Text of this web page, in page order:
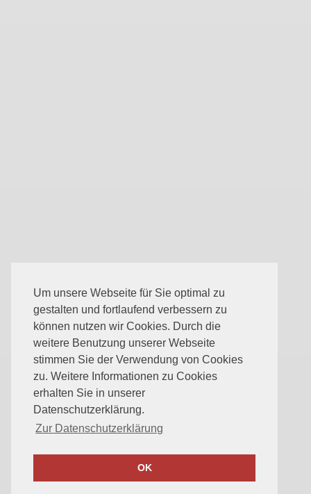
Um unsere Webseite für Sie optimal zu
gestalten und fortlaufend verbessern zu
können nutzen wir Cookies. Durch die
weitere Benutzung unserer Webseite
stimmen Sie der Verwendung von Cookies
zu. Weitere Informationen zu Cookies
erhalten Sie in unserer
Datenschutzerklärung.
Zur Datenschutzerklärung
OK